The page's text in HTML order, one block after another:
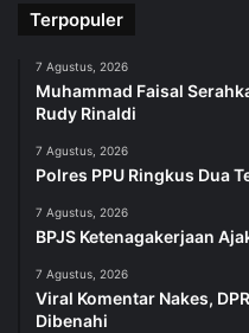
Terpopuler
7 Agustus, 2026
Muhammad Faisal
Rudy Rinaldi
7 Agustus, 2026
Polres PPU Ringkus Dua
7 Agustus, 2026
BPJS Ketenagakerjaan
7 Agustus, 2026
Viral Komentar Nakes,
Dibenahi